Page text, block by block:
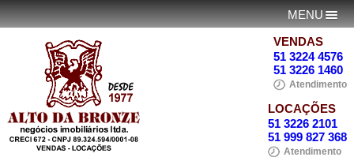
MENU
VENDAS
51 3224 4576
51 3226 1460
Atendimento
LOCAÇÕES
51 3226 2101
51 999 827 368
Atendimento